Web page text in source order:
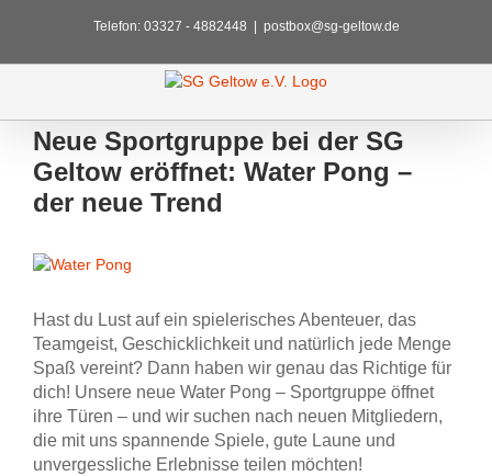
Telefon: 03327 - 4882448 postbox@sg-geltow.de
Neue Sportgruppe bei der SG
Geltow eröffnet: Water Pong –
der neue Trend
Zeige
Hast du Lust auf ein spielerisches Abenteuer, das
Teamgeist, Geschicklichkeit und natürlich jede Menge
Spaß vereint? Dann haben wir genau das Richtige für
dich! Unsere neue Water Pong – Sportgruppe öffnet
ihre Türen – und wir suchen nach neuen Mitgliedern,
die mit uns spannende Spiele, gute Laune und
unvergessliche Erlebnisse teilen möchten!